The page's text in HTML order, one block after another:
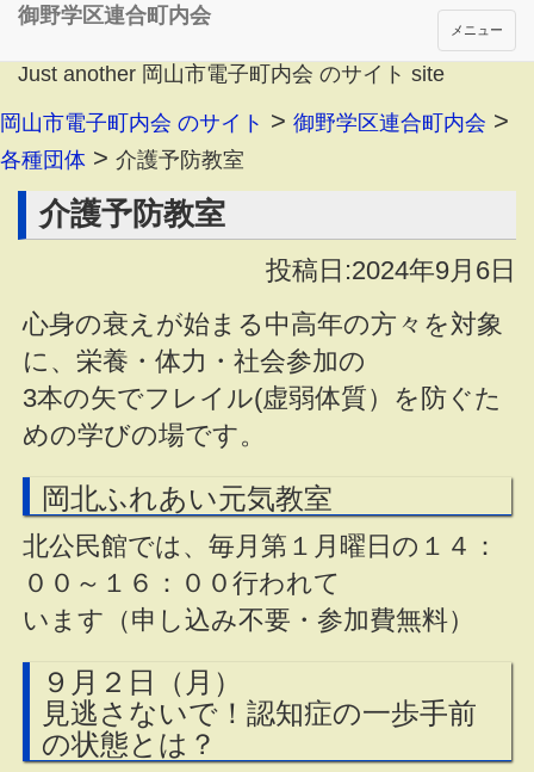
Just another 岡山市電子町内会 のサイト site
メニュー
御野学区連合町内会
岡山市電子町内会 のサイト > 御野学区連合町内会 >
各種団体 > 介護予防教室
介護予防教室
投稿日:2024年9月6日
心身の衰えが始まる中高年の方々を対象
に、栄養・体力・社会参加の
3本の矢でフレイル(虚弱体質）を防ぐた
めの学びの場です。
岡北ふれあい元気教室
北公民館では、毎月第１月曜日の１４：
００～１６：００行われて
います（申し込み不要・参加費無料）
９月２日（月）
見逃さないで！認知症の一歩手前
の状態とは？